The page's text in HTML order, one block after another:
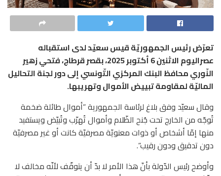
تعرّض رئيس الجمهوريّة قيس سعيّد لدى استقباله
عصراليوم الاثنين 6 أكتوبر 2025، بقصر قرطاج، فتحي زهير
النّوري محافظ البنك المركزي التّونسي إلى دور لجنة التحاليل
الماليّة لمقاومة تبييض الأموال وتهريبها.
وقال سعيّد وفق بلاغ لرئاسة الجمهورية ”أموال طائلة ضخمة
تُوجّه من الخارج تحت جُنح الظّلام وأموال تُهرّب وتُبيّض ويستفيد
منها إمّا أشخاص أو ذوات معنويّة مصرفيّة كانت أو غير مصرفيّة
دون تدقيق ودون رقيب”.
وأوضح رئيس الدّولة بأنّ هذا الأمر لا بدّ أن يتوقّف لأنّه مخالف لا